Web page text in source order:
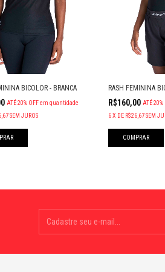
BICOLOR - BRANCA
ATÉ 20% OFFem quantidade
SEM JUROS
RASH FEMININA
R$160,00 ATÉ 20%
6X DE R$26,67SEM
COMPRAR